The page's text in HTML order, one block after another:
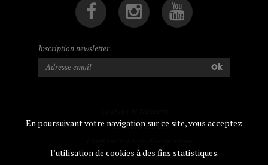
En poursuivant votre navigation sur ce site, vous acceptez
l’utilisation de cookies à des fins statistiques.
Inscription newsletter
Ok
Mentions légales
Contact Médiation